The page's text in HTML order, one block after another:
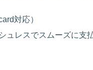
対応）
ュレスでスムーズに支